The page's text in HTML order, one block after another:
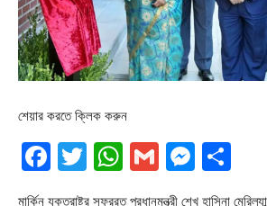
শেয়ার করতে ক্লিক করুন
Facebook
Twitter
WhatsApp
Gmail
মার্কিন যুক্তরাষ্ট্র সফররত প্রধানমন্ত্রী শেখ হাসিনা